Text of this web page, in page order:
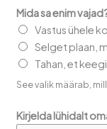
Mida sa enim
Vastus ühele
Selget plaan,
Tahan, et
See valik määrab,
Kirjelda lühidalt